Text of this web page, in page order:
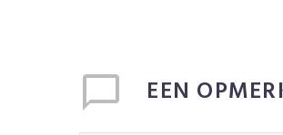
EEN